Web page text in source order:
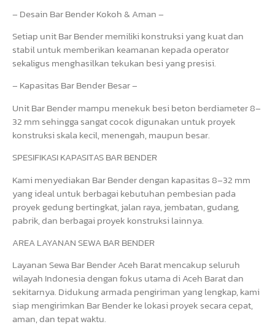
– Desain Bar Bender Kokoh & Aman –
Setiap unit Bar Bender memiliki konstruksi yang kuat dan
stabil untuk memberikan keamanan kepada operator
sekaligus menghasilkan tekukan besi yang presisi.
– Kapasitas Bar Bender Besar –
Unit Bar Bender mampu menekuk besi beton berdiameter 8–
32 mm sehingga sangat cocok digunakan untuk proyek
konstruksi skala kecil, menengah, maupun besar.
SPESIFIKASI KAPASITAS BAR BENDER
Kami menyediakan Bar Bender dengan kapasitas 8–32 mm
yang ideal untuk berbagai kebutuhan pembesian pada
proyek gedung bertingkat, jalan raya, jembatan, gudang,
pabrik, dan berbagai proyek konstruksi lainnya.
AREA LAYANAN SEWA BAR BENDER
Layanan Sewa Bar Bender Aceh Barat mencakup seluruh
wilayah Indonesia dengan fokus utama di Aceh Barat dan
sekitarnya. Didukung armada pengiriman yang lengkap, kami
siap mengirimkan Bar Bender ke lokasi proyek secara cepat,
aman, dan tepat waktu.